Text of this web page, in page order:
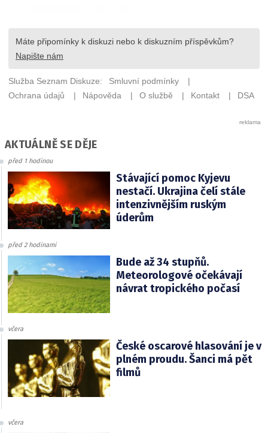
AKTUÁLNĚ SE DĚJE
před 1 hodinou
Stávající pomoc Kyjevu
nestačí. Ukrajina čelí stále
intenzivnějším ruským
úderům
před 2 hodinami
Bude až 34 stupňů.
Meteorologové očekávají
návrat tropického počasí
včera
České oscarové hlasování je v
plném proudu. Šanci má pět
filmů
včera